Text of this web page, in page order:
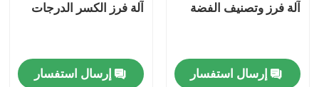
معلومات عنا
جولة في المعمل
آلة فرز وتصنيف الفضة
إرسال استفسار
آلة فرز الكسر الدرجات
إرسال استفسار